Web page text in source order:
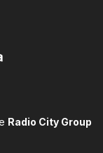
Radio City Group